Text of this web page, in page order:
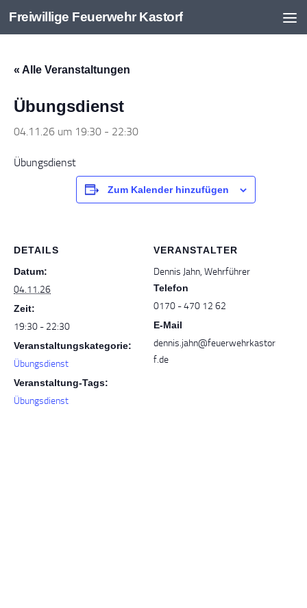
Zum Inhalt springen
Freiwillige Feuerwehr Kastorf
« Alle Veranstaltungen
Übungsdienst
04.11.26 um 19:30 - 22:30
Übungsdienst
Zum Kalender hinzufügen
DETAILS
Datum:
04.11.26
Zeit:
19:30 - 22:30
Veranstaltungskategorie:
Übungsdienst
Veranstaltung-Tags:
Übungsdienst
VERANSTALTER
Dennis Jahn, Wehrführer
Telefon
0170 - 470 12 62
E-Mail
dennis.jahn@feuerwehrkastor
f.de